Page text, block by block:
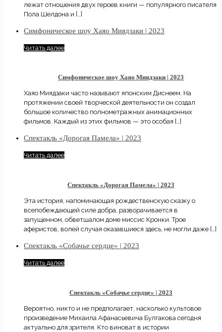
лежат отношения двух героев книги — популярного писателя
Пола Шелдона и […]
Симфоническое шоу Хаяо Миядзаки | 2023
Читать далее
Симфоническое шоу Хаяо Миядзаки | 2023
Хаяо Миядзаки часто называют японским Диснеем. На
протяжении своей творческой деятельности он создал
большое количество полнометражных анимационных
фильмов. Каждый из этих фильмов — это особая […]
Спектакль «Дорогая Памела» | 2023
Читать далее
Спектакль «Дорогая Памела» | 2023
Эта история, напоминающая рождественскую сказку о
всепобеждающей силе добра, разворачивается в
запущенном, обветшалом доме миссис Кронки. Трое
аферистов, волей случая оказавшиеся здесь, не могли даже […]
Спектакль «Собачье сердце» | 2023
Читать далее
Спектакль «Собачье сердце» | 2023
Вероятно, никто и не предполагает, насколько культовое
произведение Михаила Афанасьевича Булгакова сегодня
актуально для зрителя. Кто виноват в истории